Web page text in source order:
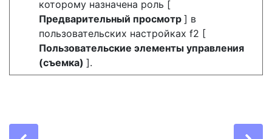
которому назначена роль [
Предварительный просмотр ] в
пользовательских настройках f2 [
Пользовательские элементы управления
(съемка) ].